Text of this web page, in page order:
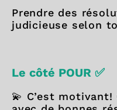
Prendre des
judicieuse selon
Le côté POUR ✅
💫 C’est motivant!